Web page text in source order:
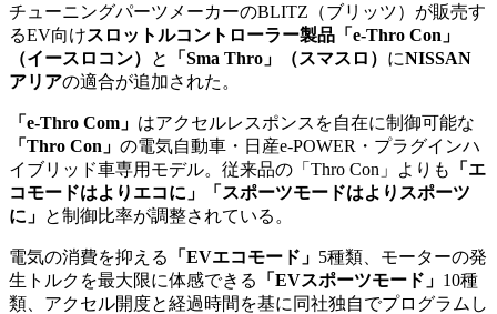
チューニングパーツメーカーのBLITZ（ブリッツ）が販売す
るEV向けスロットルコントローラー製品「e-Thro Con」
（イースロコン）
と 「Sma Thro」（スマスロ） にNISSAN
アリアの適合が追加された。
「e-Thro Com」 はアクセルレスポンスを自在に制御可能な
「Thro Con」 の電気自動車・日産e-POWER・プラグインハ
イブリッド車専用モデル。従来品の「Thro Con」よりも
「エ
コモードはよりエコに」「スポーツモードはよりスポーツ
に」 と制御比率が調整されている。
電気の消費を抑える 「EVエコモード」 5種類、モーターの発
生トルクを最大限に体感できる
「EVスポーツモード」 10種
類、アクセル開度と経過時間を基に同社独自でプログラムし